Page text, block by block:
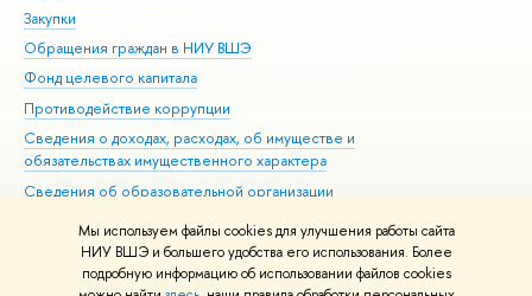
Мы используем файлы cookies для улучшения работы сайта
НИУ ВШЭ и большего удобства его использования. Более
подробную информацию об использовании файлов cookies
Закупки
Обращения граждан в НИУ ВШЭ
Фонд целевого капитала
Противодействие коррупции
Сведения о доходах, расходах, об имуществе и
обязательствах имущественного характера
Сведения об образовательной организации
Людям с ограниченными возможностями здоровья
Единая платежная страница
Работа в Вышке